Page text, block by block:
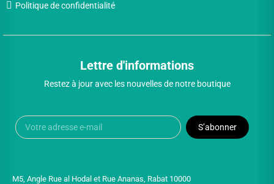
Politique de confidentialité
Lettre d'informations
Restez à jour avec les nouvelles de notre boutique
S’abonner
M5, Angle Rue al Hodal et Rue Ananas, Rabat 10000